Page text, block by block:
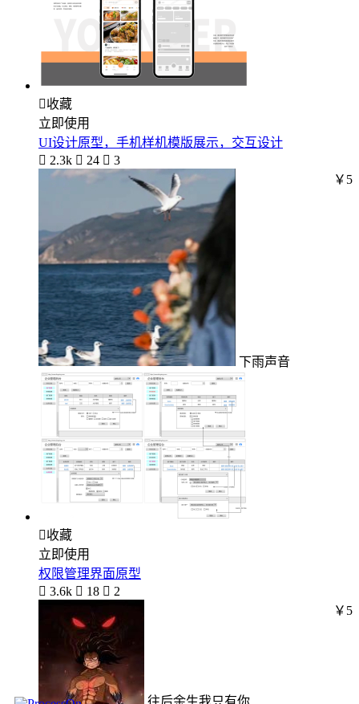
收藏
立即使用
UI设计原型，手机样机模版展示，交互设计
 2.3k  24  3
下雨声音
￥5
收藏
立即使用
权限管理界面原型
 3.6k  18  2
往后余生我只有你
￥5